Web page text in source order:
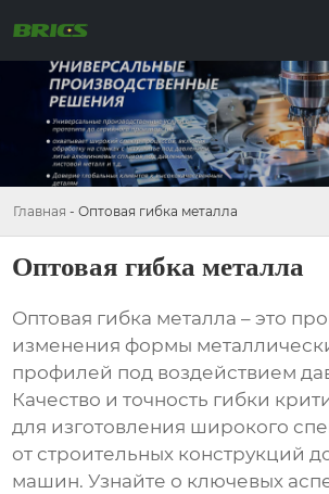
Главная - Оптовая гибка металла
Оптовая гибка металла
Оптовая гибка металла – это
изменения формы
профилей под воздействием
Качество и точность гибки
для изготовления широкого
от строительных конструкций
машин. Узнайте о ключевых